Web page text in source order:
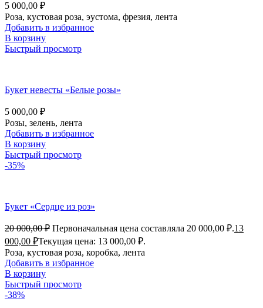
5 000,00 ₽
Роза, кустовая роза, эустома, фрезия, лента
Добавить в избранное
В корзину
Быстрый просмотр
Букет невесты «Белые розы»
5 000,00 ₽
Розы, зелень, лента
Добавить в избранное
В корзину
Быстрый просмотр
-35%
Букет «Сердце из роз»
20 000,00₽ Первоначальная цена составляла 20 000,00 ₽.13
000,00 ₽Текущая цена: 13 000,00 ₽.
Роза, кустовая роза, коробка, лента
Добавить в избранное
В корзину
Быстрый просмотр
-38%